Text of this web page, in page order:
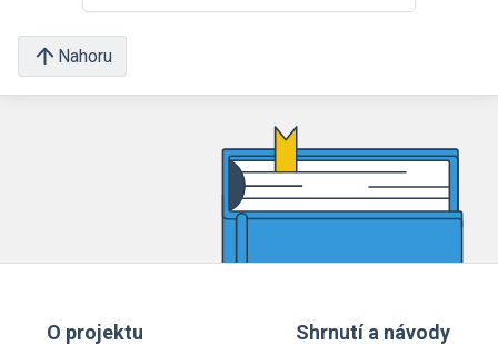
Nahoru
O projektu Shrnutí a návody